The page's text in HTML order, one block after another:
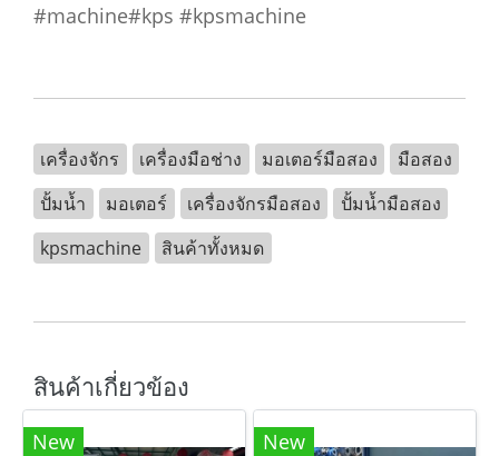
#machine#kps #kpsmachine
เครื่องจักร เครื่องมือช่าง มอเตอร์มือสอง
มือสอง
ปั้มน้ำ
มอเตอร์ เครื่องจักรมือสอง
ปั้มน้ำมือสอง
kpsmachine
สินค้าทั้งหมด
สินค้าเกี่ยวข้อง
New New